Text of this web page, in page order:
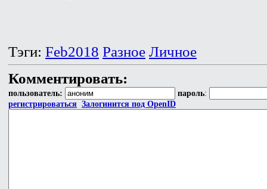
Тэги: Feb2018 Разное Личное
Комментировать:
пользователь: пароль:
регистрироваться Залогинится под OpenID